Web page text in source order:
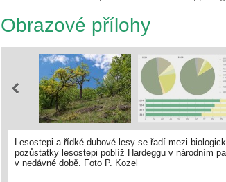
Obrazové přílohy
Lesostepi a řídké dubové lesy se řadí mezi
pozůstatky lesostepi poblíž Hardeggu v národním
v nedávné době. Foto P. Kozel